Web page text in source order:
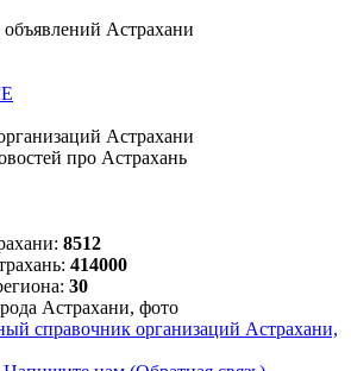
объявлений Астрахани
Астрахани
про Астрахань
8512
414000
30
справочник организаций Астрахани,